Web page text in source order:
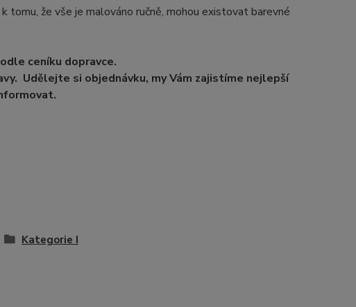
tomu, že vše je malováno ručně, mohou existovat barevné
ceníku dopravce.
Udělejte si objednávku, my Vám zajistíme nejlepší
Kategorie I